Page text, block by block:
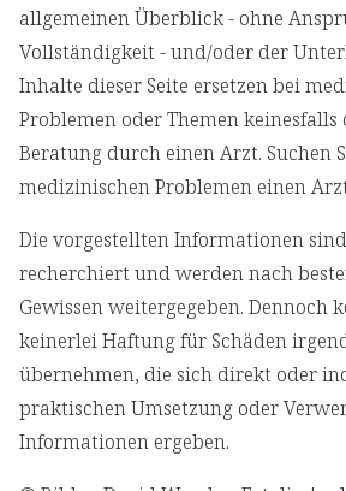
allgemeinen Überblick - ohne
Vollständigkeit - und/oder der
Inhalte dieser Seite ersetzen bei
Problemen oder Themen keinesfalls
Beratung durch einen Arzt. Suchen
medizinischen Problemen einen
Die vorgestellten Informationen
recherchiert und werden nach
Gewissen weitergegeben. Dennoch
keinerlei Haftung für Schäden
übernehmen, die sich direkt oder
praktischen Umsetzung oder
Informationen ergeben.